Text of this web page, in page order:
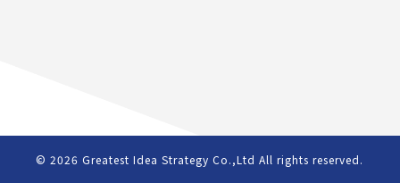
© 2026Greatest Idea Strategy Co.,Ltd All rights reserved.